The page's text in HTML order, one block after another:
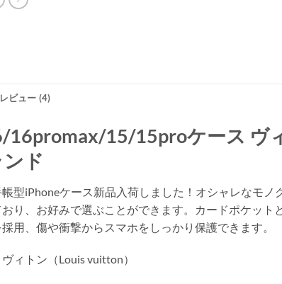
レビュー (4)
16promax/15/15proケース ヴ
ド
帳型iPhoneケース新品入荷しました！オシャレなモ
り、お好みで選ぶことができます。カードポケッ
用、傷や衝撃からスマホをしっかり保護できます。
ィトン（Louis vuitton）